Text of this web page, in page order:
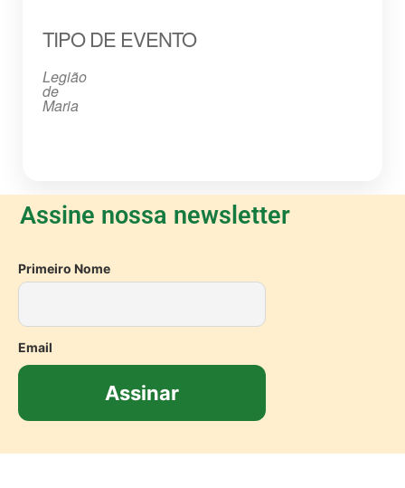
TIPO DE EVENTO
Legião
de
Maria
Assine nossa newsletter
Primeiro Nome
Email